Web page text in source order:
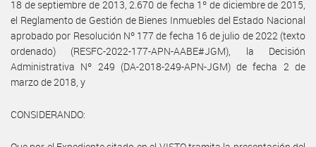
18 de septiembre de 2013, 2.670 de fecha 1º de diciembre de 2015,
el Reglamento de Gestión de Bienes Inmuebles del Estado Nacional
aprobado por Resolución Nº 177 de fecha 16 de julio de 2022 (texto
ordenado) (RESFC-2022-177-APN-AABE#JGM), la Decisión
Administrativa Nº 249 (DA-2018-249-APN-JGM) de fecha 2 de
marzo de 2018, y
CONSIDERANDO: